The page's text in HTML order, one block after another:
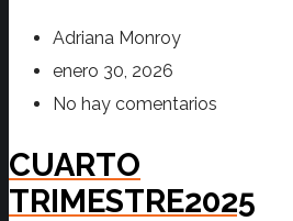
Adriana Monroy
enero 30, 2026
No hay comentarios
CUARTO
TRIMESTRE2025